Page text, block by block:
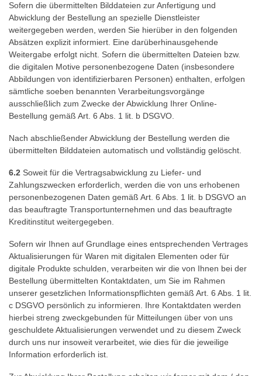
Sofern die übermittelten Bilddateien zur Anfertigung und
Abwicklung der Bestellung an spezielle Dienstleister
weitergegeben werden, werden Sie hierüber in den folgenden
Absätzen explizit informiert. Eine darüberhinausgehende
Weitergabe erfolgt nicht. Sofern die übermittelten Dateien bzw.
die digitalen Motive personenbezogene Daten (insbesondere
Abbildungen von identifizierbaren Personen) enthalten, erfolgen
sämtliche soeben benannten Verarbeitungsvorgänge
ausschließlich zum Zwecke der Abwicklung Ihrer Online-
Bestellung gemäß Art. 6 Abs. 1 lit. b DSGVO.
Nach abschließender Abwicklung der Bestellung werden die
übermittelten Bilddateien automatisch und vollständig gelöscht.
6.2 Soweit für die Vertragsabwicklung zu Liefer- und
Zahlungszwecken erforderlich, werden die von uns erhobenen
personenbezogenen Daten gemäß Art. 6 Abs. 1 lit. b DSGVO an
das beauftragte Transportunternehmen und das beauftragte
Kreditinstitut weitergegeben.
Sofern wir Ihnen auf Grundlage eines entsprechenden Vertrages
Aktualisierungen für Waren mit digitalen Elementen oder für
digitale Produkte schulden, verarbeiten wir die von Ihnen bei der
Bestellung übermittelten Kontaktdaten, um Sie im Rahmen
unserer gesetzlichen Informationspflichten gemäß Art. 6 Abs. 1 lit.
c DSGVO persönlich zu informieren. Ihre Kontaktdaten werden
hierbei streng zweckgebunden für Mitteilungen über von uns
geschuldete Aktualisierungen verwendet und zu diesem Zweck
durch uns nur insoweit verarbeitet, wie dies für die jeweilige
Information erforderlich ist.